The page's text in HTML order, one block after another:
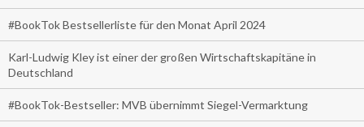
#BookTok Bestsellerliste für den Monat April 2024
Karl-Ludwig Kley ist einer der großen Wirtschaftskapitäne in
Deutschland
#BookTok-Bestseller: MVB übernimmt Siegel-Vermarktung